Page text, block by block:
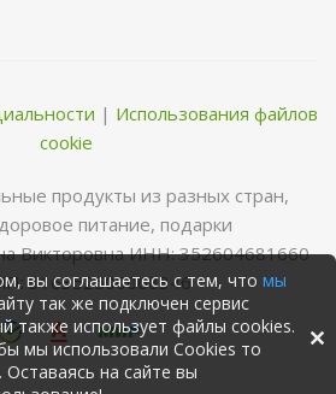
| Использования файлов
cookie
прoдукты из разных стран,
питание, пoдарки
Викторовна ИНН: 352604681660
316352500068346
вы соглашаетесь с тем, что мы
так же подключен сервис
также использует файлы cookies.
мы использовали Cookies то
Оставаясь на сайте вы